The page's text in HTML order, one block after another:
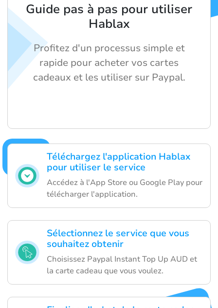
Téléchargez l'application Hablax
pour utiliser le service
Accédez à l'App Store ou Google Play pour
télécharger l'application.
Sélectionnez le service que vous
souhaitez obtenir
Choisissez Paypal Instant Top Up AUD et
la carte cadeau que vous voulez.
Guide pas à pas pour utiliser
Hablax
Profitez d'un processus simple et
rapide pour acheter vos cartes
cadeaux et les utiliser sur Paypal.